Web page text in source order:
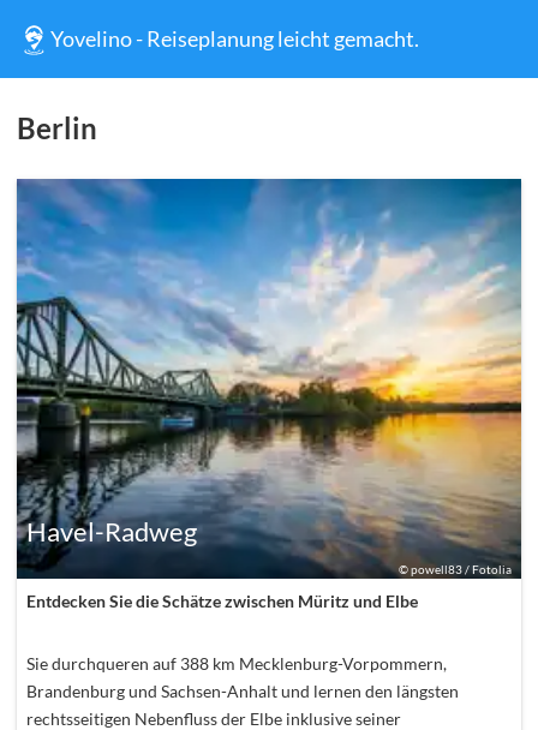
Yovelino - Reiseplanung leicht gemacht.
Berlin
©powell83 / Fotolia
Havel-Radweg
Entdecken Sie die Schätze zwischen Müritz und Elbe
Sie durchqueren auf 388 km Mecklenburg-Vorpommern,
Brandenburg und Sachsen-Anhalt und lernen den längsten
rechtsseitigen Nebenfluss der Elbe inklusive seiner